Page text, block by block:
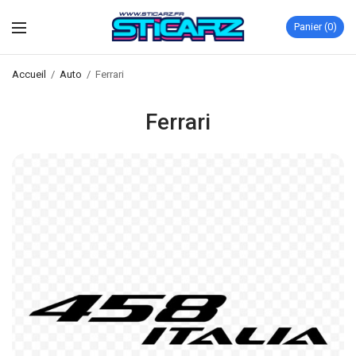
Panier 0
Accueil / Auto / Ferrari
Ferrari